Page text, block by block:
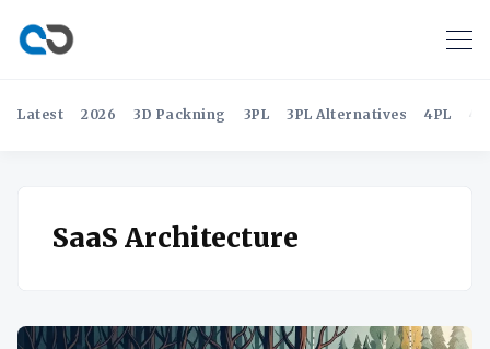
Latest 2026 3D Packning 3PL 3PL Alternatives 4PL
SaaS Architecture